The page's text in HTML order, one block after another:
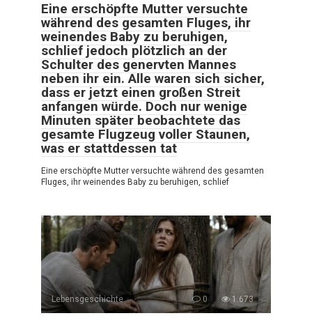
Eine erschöpfte Mutter versuchte
während des gesamten Fluges, ihr
weinendes Baby zu beruhigen,
schlief jedoch plötzlich an der
Schulter des genervten Mannes
neben ihr ein. Alle waren sich sicher,
dass er jetzt einen großen Streit
anfangen würde. Doch nur wenige
Minuten später beobachtete das
gesamte Flugzeug voller Staunen,
was er stattdessen tat
Eine erschöpfte Mutter versuchte während des gesamten
Fluges, ihr weinendes Baby zu beruhigen, schlief
Lebensgeschichte 0 1.673